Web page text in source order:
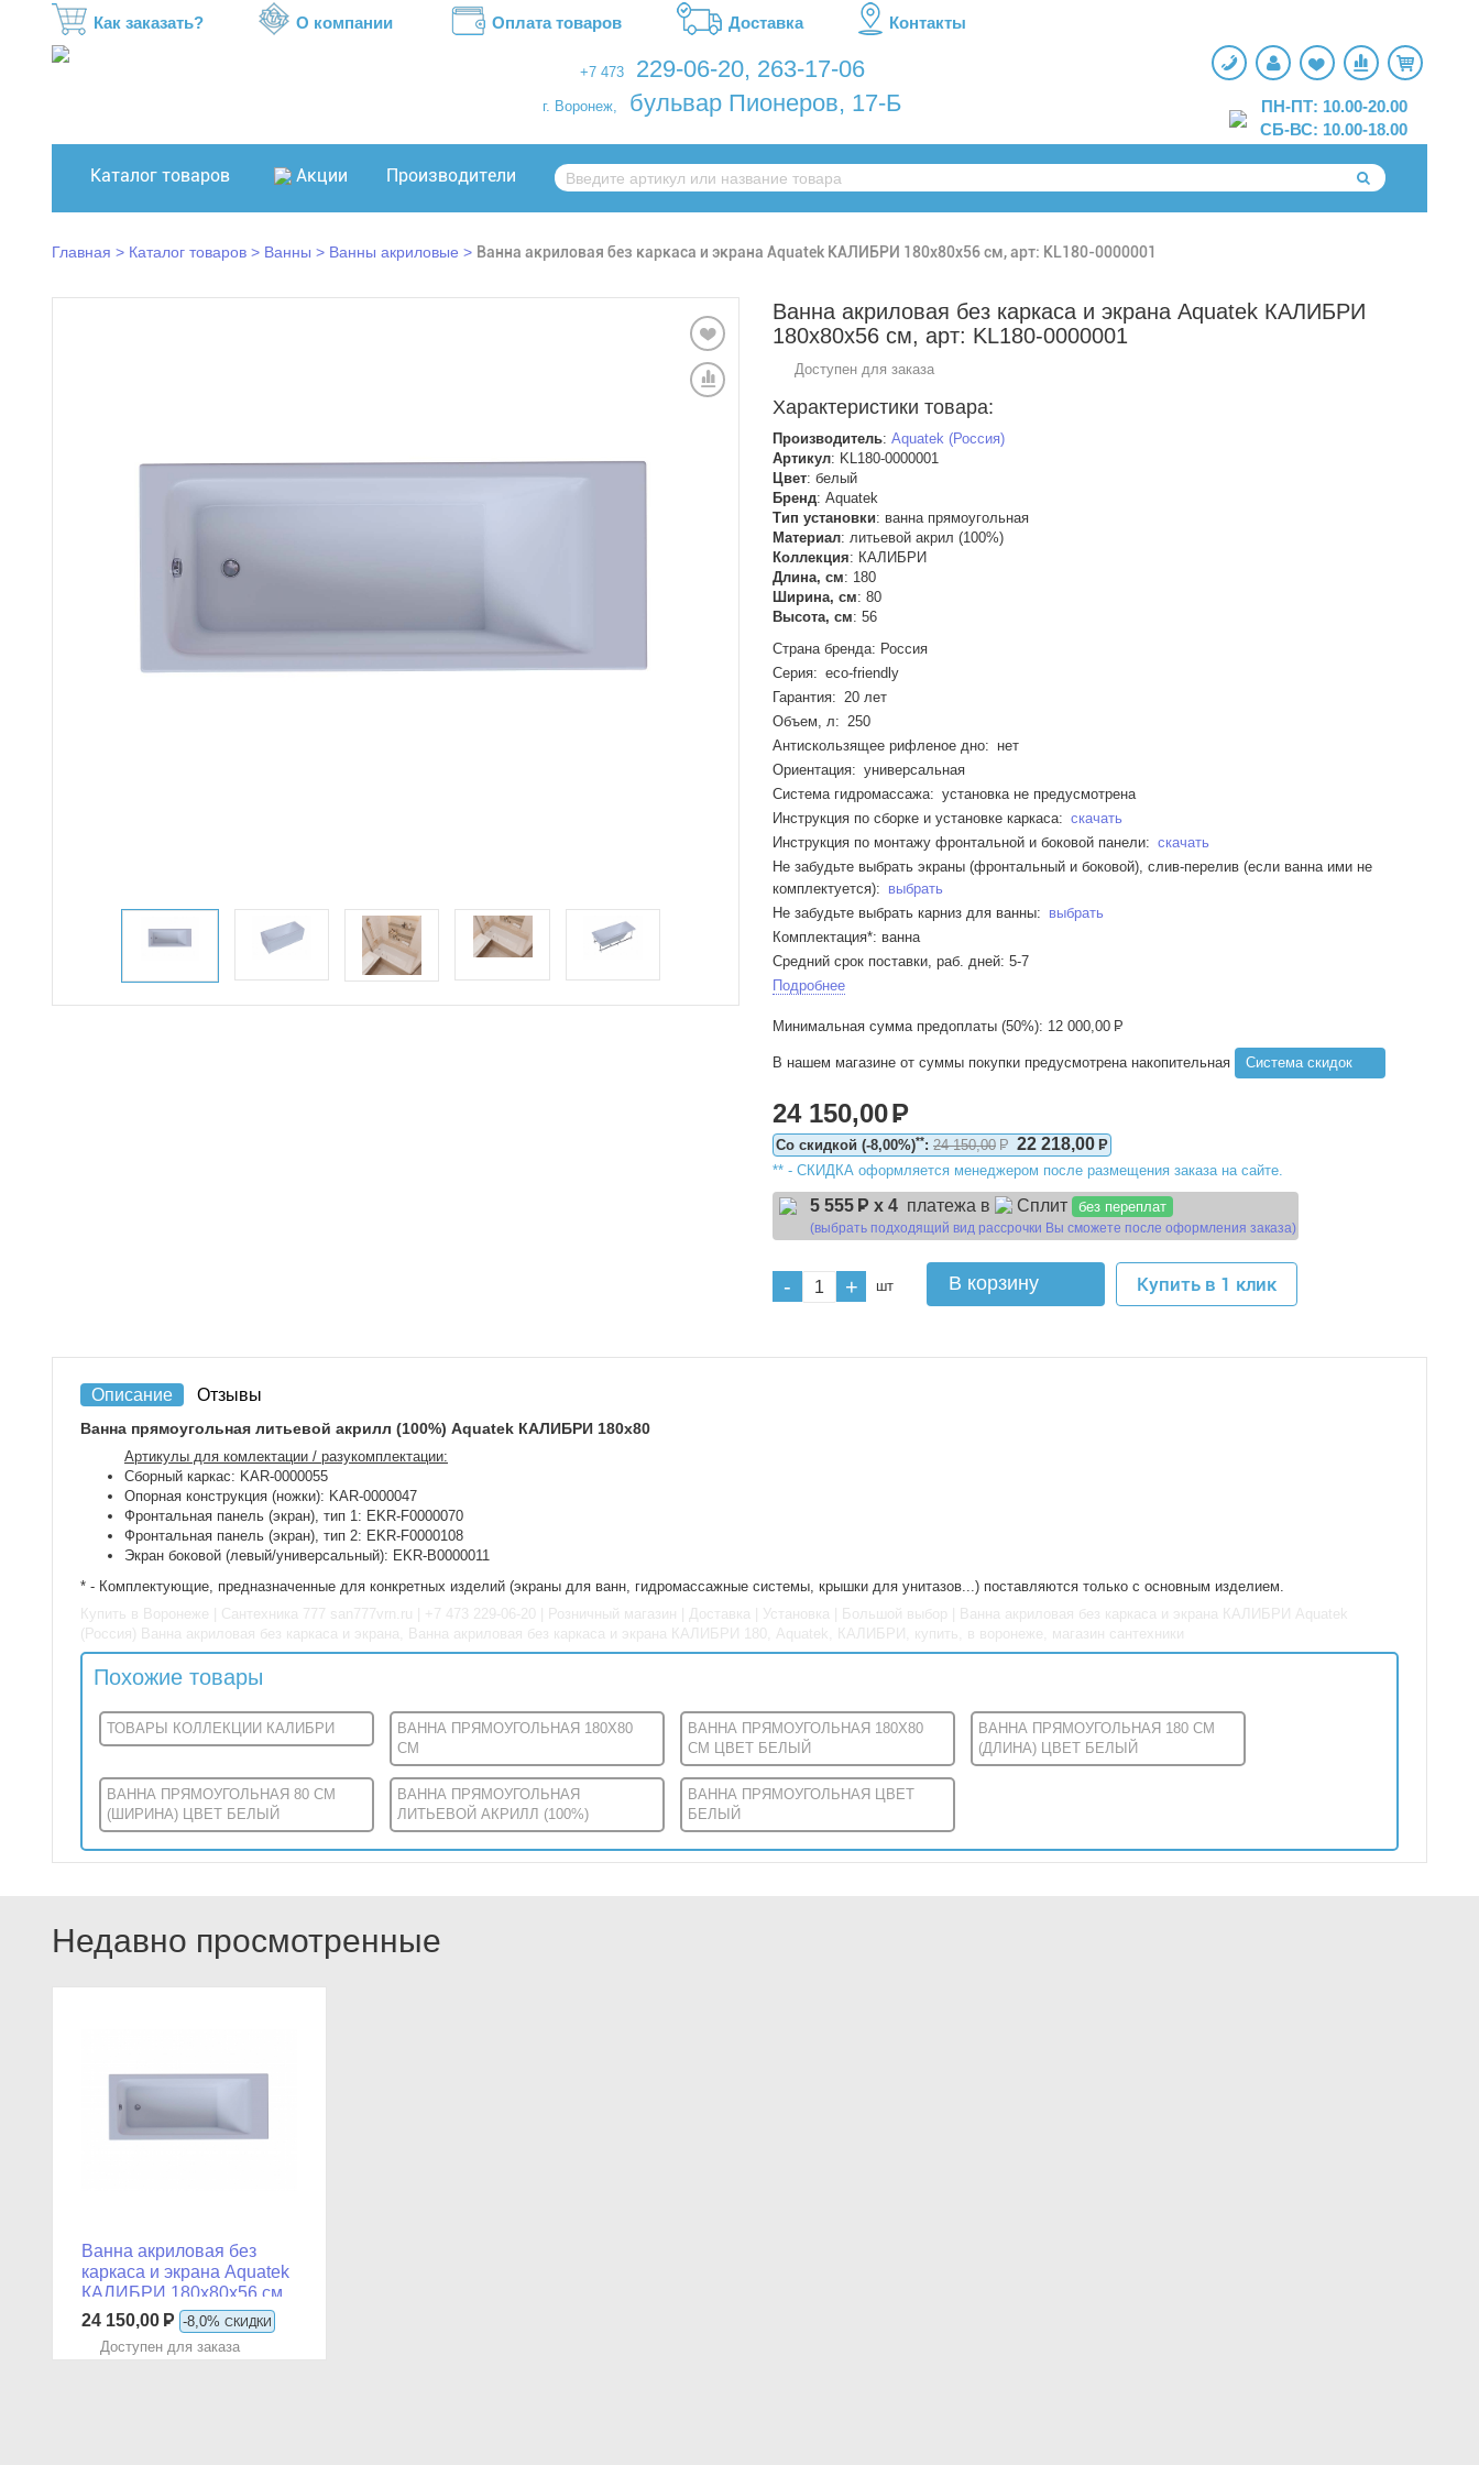
Как заказать? О компании Оплата товаров Доставка Контакты
+7 473 229-06-20, 263-17-06
г. Воронеж, бульвар Пионеров, 17-Б
ПН-ПТ: 10.00-20.00
СБ-ВС: 10.00-18.00
Каталог товаров Акции Производители
Главная Каталог товаров Ванны Ванны акриловые Ванна акриловая без каркаса и экрана Aquatek КАЛИБРИ 180x80x56 см, арт: KL180-0000001
Ванна акриловая без каркаса и экрана Aquatek КАЛИБРИ
180x80x56 см, арт: KL180-0000001
Доступен для заказа
Характеристики товара:
Производитель: Aquatek (Россия)
Артикул: KL180-0000001
Цвет: белый
Бренд: Aquatek
Тип установки: ванна прямоугольная
Материал: литьевой акрил (100%)
Коллекция: КАЛИБРИ
Длина, см: 180
Ширина, см: 80
Высота, см: 56
Страна бренда: Россия
Серия: eco-friendly
Гарантия: 20 лет
Объем, л: 250
Антискользящее рифленое дно: нет
Ориентация: универсальная
Система гидромассажа: установка не предусмотрена
Инструкция по сборке и установке каркаса: скачать
Инструкция по монтажу фронтальной и боковой панели: скачать
Не забудьте выбрать экраны (фронтальный и боковой), слив-перелив (если ванна ими не
комплектуется): выбрать
Не забудьте выбрать карниз для ванны: выбрать
Комплектация*: ванна
Средний срок поставки, раб. дней: 5-7
Подробнее
Минимальная сумма предоплаты (50%): 12 000,00 Р
В нашем магазине от суммы покупки предусмотрена накопительная Система скидок
24 150,00Р
Cо скидкой (-8,00%)**: 24 150,00 Р 22 218,00 Р
** - CКИДКА оформляется менеджером после размещения заказа на сайте.
5 555 Р x 4 платежа в Сплит без переплат
(выбрать подходящий вид рассрочки Вы сможете после оформления заказа)
- + шт В корзину Купить в 1 клик
Описание Отзывы
Ванна прямоугольная литьевой акрилл (100%) Aquatek КАЛИБРИ 180x80
Артикулы для комлектации / разукомплектации:
Сборный каркас: KAR-0000055
Опорная конструкция (ножки): KAR-0000047
Фронтальная панель (экран), тип 1: EKR-F0000070
Фронтальная панель (экран), тип 2: EKR-F0000108
Экран боковой (левый/универсальный): EKR-B0000011
* - Комплектующие, предназначенные для конкретных изделий (экраны для ванн, гидромассажные системы, крышки для унитазов...) поставляются только с основным изделием.
Купить в Воронеже | Сантехника 777 san777vrn.ru | +7 473 229-06-20 | Розничный магазин | Доставка | Установка | Большой выбор | Ванна акриловая без каркаса и экрана КАЛИБРИ Aquatek
(Россия) Ванна акриловая без каркаса и экрана, Ванна акриловая без каркаса и экрана КАЛИБРИ 180, Aquatek, КАЛИБРИ, купить, в воронеже, магазин сантехники
Похожие товары
ТОВАРЫ КОЛЛЕКЦИИ КАЛИБРИ
ВАННА ПРЯМОУГОЛЬНАЯ 180X80
СМ
ВАННА ПРЯМОУГОЛЬНАЯ 180X80
СМ ЦВЕТ БЕЛЫЙ
ВАННА ПРЯМОУГОЛЬНАЯ 180 СМ
(ДЛИНА) ЦВЕТ БЕЛЫЙ
ВАННА ПРЯМОУГОЛЬНАЯ 80 СМ
(ШИРИНА) ЦВЕТ БЕЛЫЙ
ВАННА ПРЯМОУГОЛЬНАЯ
ЛИТЬЕВОЙ АКРИЛЛ (100%)
ВАННА ПРЯМОУГОЛЬНАЯ ЦВЕТ
БЕЛЫЙ
Недавно просмотренные
Ванна акриловая без
каркаса и экрана Aquatek
КАЛИБРИ 180x80x56 см,
арт: KL180-0000001
24 150,00 Р -8,0% СКИДКИ
Доступен для заказа